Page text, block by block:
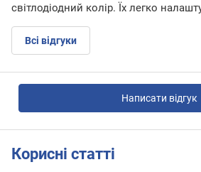
світлодіодний колір. Їх легко
Всі відгуки
Написати відгук
Корисні статті